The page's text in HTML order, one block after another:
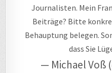
Journalisten. Mein
Beiträge? Bitte
Behauptung belegen.
dass Sie
— Michael Voß